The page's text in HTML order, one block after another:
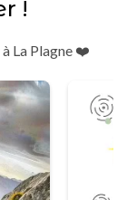
!
à La Plagne ❤️